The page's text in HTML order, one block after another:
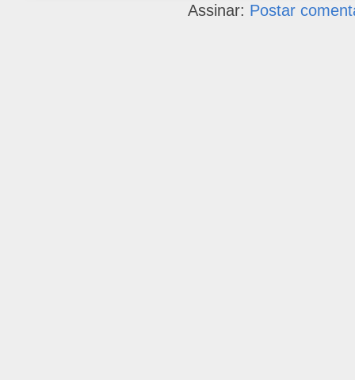
Assinar: Postar